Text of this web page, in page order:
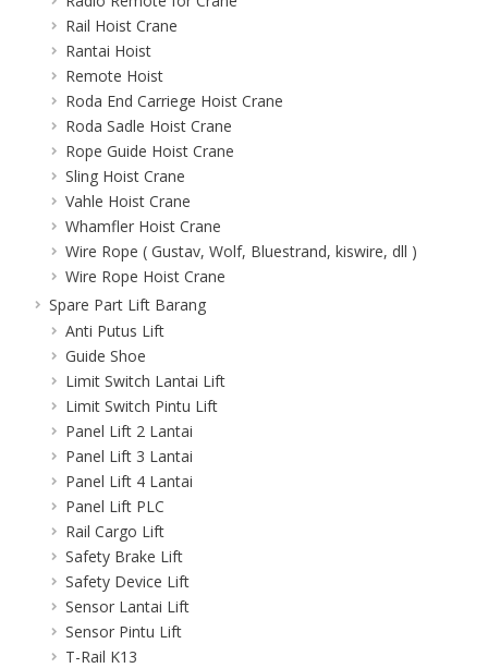
Rail Hoist Crane
Rantai Hoist
Remote Hoist
Roda End Carriege Hoist Crane
Roda Sadle Hoist Crane
Rope Guide Hoist Crane
Sling Hoist Crane
Vahle Hoist Crane
Whamfler Hoist Crane
Wire Rope ( Gustav, Wolf, Bluestrand, kiswire, dll )
Wire Rope Hoist Crane
Spare Part Lift Barang
Anti Putus Lift
Guide Shoe
Limit Switch Lantai Lift
Limit Switch Pintu Lift
Panel Lift 2 Lantai
Panel Lift 3 Lantai
Panel Lift 4 Lantai
Panel Lift PLC
Rail Cargo Lift
Safety Brake Lift
Safety Device Lift
Sensor Lantai Lift
Sensor Pintu Lift
T-Rail K13